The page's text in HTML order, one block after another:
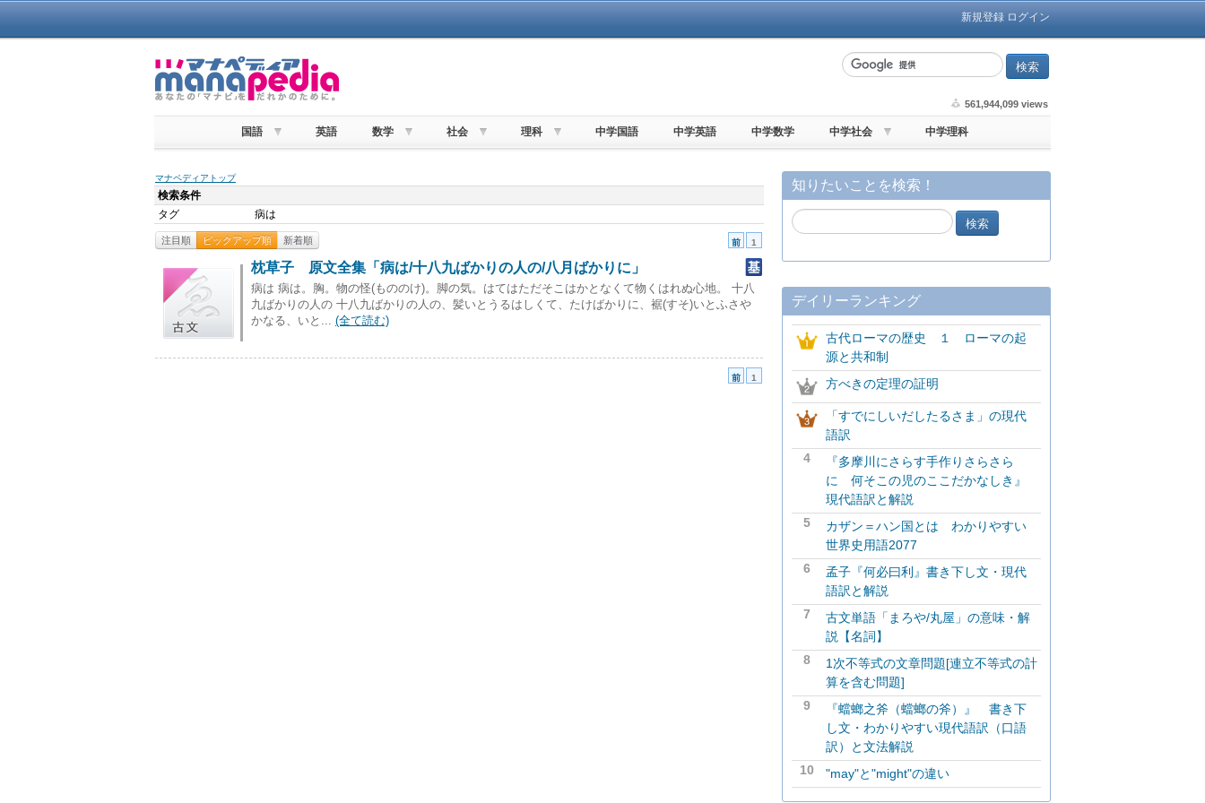
新規登録 ログイン
561,944,099 views
国語 英語 数学 社会 理科 中学国語 中学英語 中学数学 中学社会 中学理科
マナペディアトップ
検索条件
タグ
病は
注目順 ピックアップ順 新着順 前 1
枕草子 原文全集「病は/十八九ばかりの人の/八月ばかりに」
病は 病は。胸。物の怪(もののけ)。脚の気。はてはただそこはかとなくて物くはれぬ心地。 十八
九ばかりの人の 十八九ばかりの人の、髪いとうるはしくて、たけばかりに、裾(すそ)いとふさや
かなる、いと... (全て読む)
前 1
知りたいことを検索！
デイリーランキング
古代ローマの歴史 １ ローマの起
源と共和制
方べきの定理の証明
「すでにしいだしたるさま」の現代
語訳
4
『多摩川にさらす手作りさらさら
に 何そこの児のここだかなしき』
現代語訳と解説
5
カザン＝ハン国とは わかりやすい
世界史用語2077
6
孟子『何必曰利』書き下し文・現代
語訳と解説
7
古文単語「まろや/丸屋」の意味・解
説【名詞】
8
1次不等式の文章問題[連立不等式の計
算を含む問題]
9
『蟷螂之斧（蟷螂の斧）』 書き下
し文・わかりやすい現代語訳（口語
訳）と文法解説
10
"may"と"might"の違い